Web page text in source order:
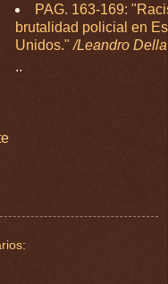
PAG. 163-169:
brutalidad policial en
Unidos."/Leandro
..